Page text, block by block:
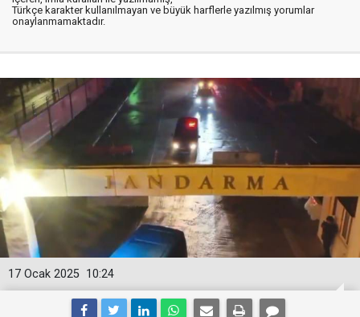
Türkçe karakter kullanılmayan ve büyük harflerle yazılmış yorumlar
onaylanmamaktadır.
10:24
17 Ocak 2025